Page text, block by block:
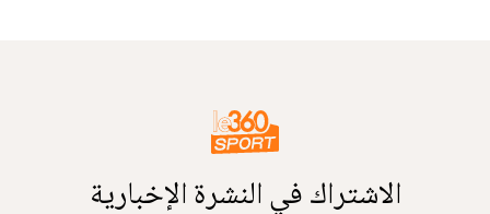
الاشتراك في النشرة الإخبارية